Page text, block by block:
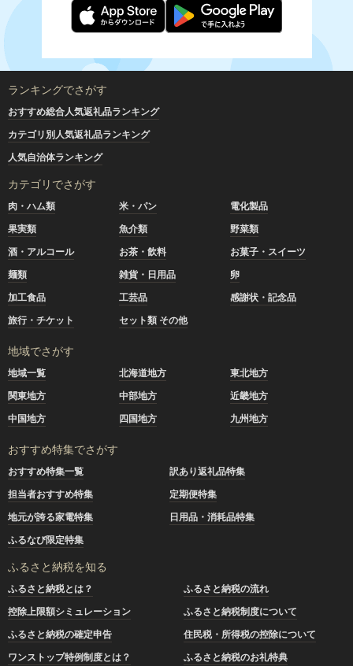
ランキングでさがす
おすすめ総合人気返礼品ランキング
カテゴリ別人気返礼品ランキング
人気自治体ランキング
カテゴリでさがす
肉・ハム類 米・パン
電化製品
果実類
魚介類
野菜類
酒・アルコール
お茶・飲料
お菓子・スイーツ
麺類
雑貨・日用品
卵
加工食品
工芸品
感謝状・記念品
旅行・チケット
セット類 その他
地域でさがす
地域一覧 北海道地方
東北地方
関東地方
中部地方
近畿地方
中国地方
四国地方 九州地方
おすすめ特集でさがす
おすすめ特集一覧
訳あり返礼品特集
担当者おすすめ特集
定期便特集
地元が誇る家電特集
日用品・消耗品特集
ふるなび限定特集
ふるさと納税を知る
ふるさと納税とは？
ふるさと納税の流れ
控除上限額シミュレーション
ふるさと納税制度について
ふるさと納税の確定申告
住民税・所得税の控除について
ワンストップ特例制度とは？
ふるさと納税のお礼特典